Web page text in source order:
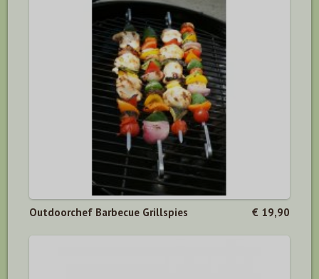
Outdoorchef Barbecue Grillspies € 19,90